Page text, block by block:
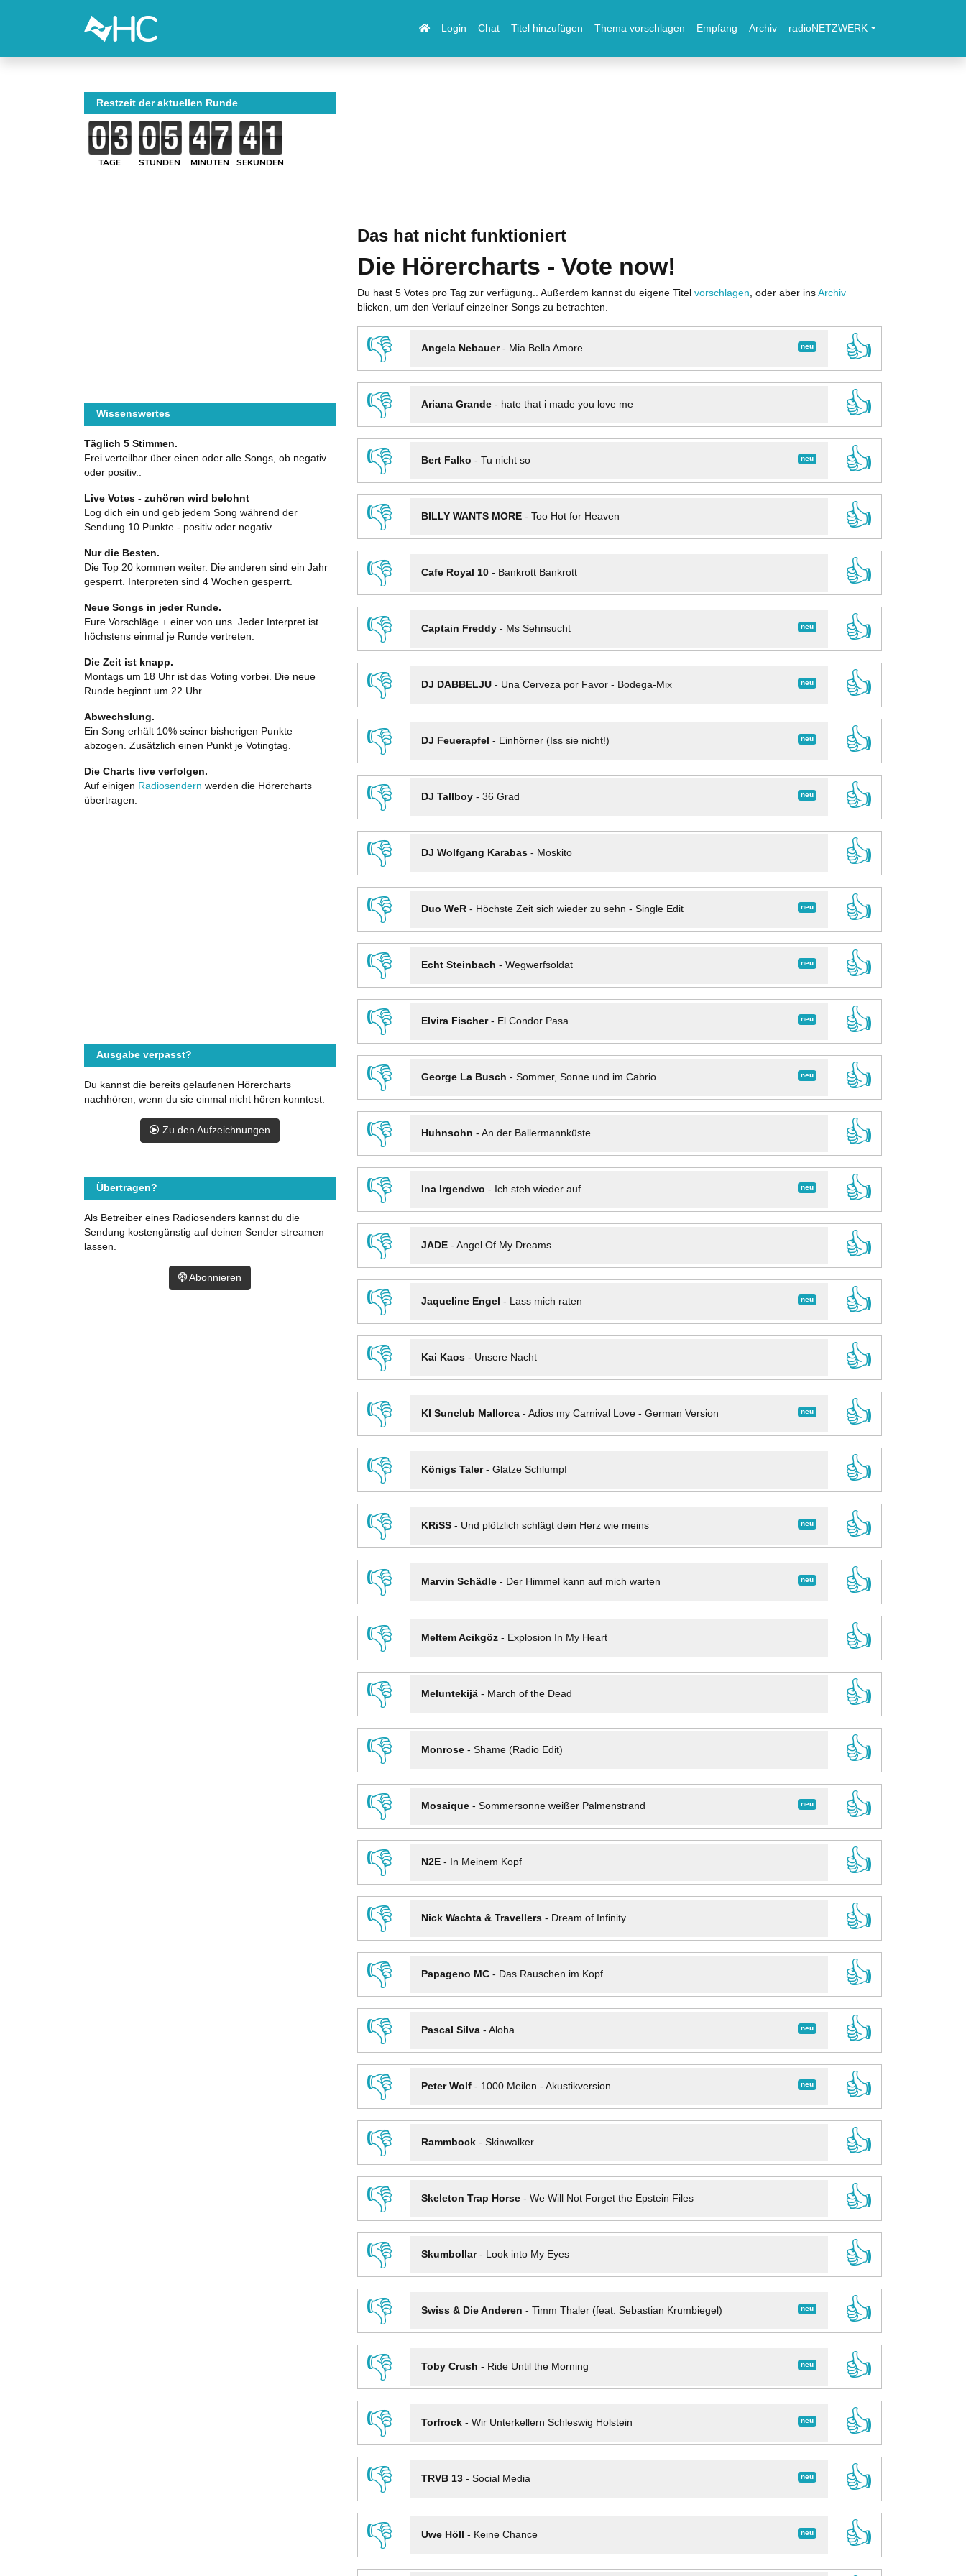
Login Chat Titel hinzufügen Thema vorschlagen Empfang Archiv radioNETZWERK
Das hat nicht funktioniert
Die Hörercharts - Vote now!
Du hast 5 Votes pro Tag zur verfügung.. Außerdem kannst du eigene Titel vorschlagen , oder aber ins Archiv
blicken, um den Verlauf einzelner Songs zu betrachten.
👎 neu
Angela Nebauer- Mia Bella Amore
👍
👎
Ariana Grande- hate that i made you love me
👍
👎
neu
Bert Falko - Tu nicht so
👍
👎
BILLY WANTS MORE- Too Hot for Heaven
👍
👎
Cafe Royal 10- Bankrott Bankrott
👍
👎
neu
Captain Freddy- Ms Sehnsucht
👍
👎
neu
DJ DABBELJU- Una Cerveza por Favor - Bodega-Mix
👍
👎
neu
DJ Feuerapfel - Einhörner (Iss sie nicht!)
👍
👎
neu
DJ Tallboy- 36 Grad
👍
👎
DJ Wolfgang Karabas- Moskito
👍
👎
neu
Duo WeR- Höchste Zeit sich wieder zu sehn - Single Edit
👍
👎
neu
Echt Steinbach - Wegwerfsoldat
👍
👎
neu
Elvira Fischer- El Condor Pasa
👍
👎
neu
George La Busch - Sommer, Sonne und im Cabrio
👍
👎
Huhnsohn - An der Ballermannküste
👍
👎
neu
Ina Irgendwo - Ich steh wieder auf
👍
👎
JADE- Angel Of My Dreams
👍
👎
neu
Jaqueline Engel - Lass mich raten
👍
👎
Kai Kaos- Unsere Nacht
👍
👎
neu
KI Sunclub Mallorca- Adios my Carnival Love - German Version
👍
👎
Königs Taler- Glatze Schlumpf
👍
👎
neu
KRiSS- Und plötzlich schlägt dein Herz wie meins
👍
👎
neu
Marvin Schädle- Der Himmel kann auf mich warten
👍
👎
Meltem Acikgöz- Explosion In My Heart
👍
👎
Meluntekijä- March of the Dead
👍
👎
Monrose- Shame (Radio Edit)
👍
👎
neu
Mosaique- Sommersonne weißer Palmenstrand
👍
👎
N2E- In Meinem Kopf
👍
👎
Nick Wachta & Travellers- Dream of Infinity
👍
👎
Papageno MC- Das Rauschen im Kopf
👍
👎
neu
Pascal Silva- Aloha
👍
👎
neu
Peter Wolf- 1000 Meilen - Akustikversion
👍
👎
Rammbock- Skinwalker
👍
👎
Skeleton Trap Horse- We Will Not Forget the Epstein Files
👍
👎
Skumbollar- Look into My Eyes
👍
👎
neu
Swiss & Die Anderen - Timm Thaler (feat. Sebastian Krumbiegel)
👍
👎
neu
Toby Crush - Ride Until the Morning
👍
👎
neu
Torfrock- Wir Unterkellern Schleswig Holstein
👍
👎
neu
TRVB 13- Social Media
👍
👎
neu
Uwe Höll - Keine Chance
👍
Restzeit der aktuellen Runde
TAGE STUNDEN MINUTEN SEKUNDEN
Wissenswertes
Täglich 5 Stimmen.
Frei verteilbar über einen oder alle Songs, ob negativ
oder positiv..
Live Votes - zuhören wird belohnt
Log dich ein und geb jedem Song während der
Sendung 10 Punkte - positiv oder negativ
Nur die Besten.
Die Top 20 kommen weiter. Die anderen sind ein Jahr
gesperrt. Interpreten sind 4 Wochen gesperrt.
Neue Songs in jeder Runde.
Eure Vorschläge + einer von uns. Jeder Interpret ist
höchstens einmal je Runde vertreten.
Die Zeit ist knapp.
Montags um 18 Uhr ist das Voting vorbei. Die neue
Runde beginnt um 22 Uhr.
Abwechslung.
Ein Song erhält 10% seiner bisherigen Punkte
abzogen. Zusätzlich einen Punkt je Votingtag.
Die Charts live verfolgen.
Auf einigen Radiosendern werden die Hörercharts
übertragen.
Ausgabe verpasst?
Du kannst die bereits gelaufenen Hörercharts
nachhören, wenn du sie einmal nicht hören konntest.
Zu den Aufzeichnungen
Übertragen?
Als Betreiber eines Radiosenders kannst du die
Sendung kostengünstig auf deinen Sender streamen
lassen.
Abonnieren